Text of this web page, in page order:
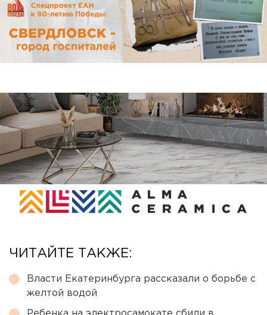
ЧИТАЙТЕ ТАКЖЕ:
Власти Екатеринбурга рассказали о борьбе с
желтой водой